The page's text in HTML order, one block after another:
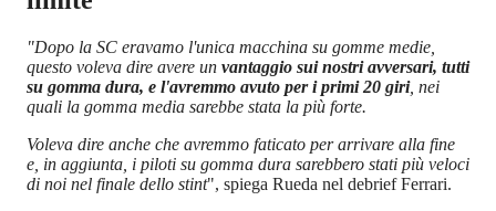
"Dopo la SC eravamo l'unica macchina su gomme medie,
questo voleva dire avere un vantaggio sui nostri avversari, tutti
su gomma dura, e l'avremmo avuto per i primi 20 giri, nei
quali la gomma media sarebbe stata la più forte.
Voleva dire anche che avremmo faticato per arrivare alla fine
e, in aggiunta, i piloti su gomma dura sarebbero stati più veloci
di noi nel finale dello stint", spiega Rueda nel debrief Ferrari.